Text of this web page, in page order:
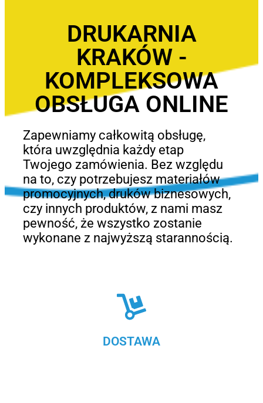
DRUKARNIA
KRAKÓW -
KOMPLEKSOWA
OBSŁUGA ONLINE
Zapewniamy całkowitą obsługę,
która uwzględnia każdy etap
Twojego zamówienia. Bez względu
na to, czy potrzebujesz materiałów
promocyjnych, druków biznesowych,
czy innych produktów, z nami masz
pewność, że wszystko zostanie
wykonane z najwyższą starannością.
DOSTAWA